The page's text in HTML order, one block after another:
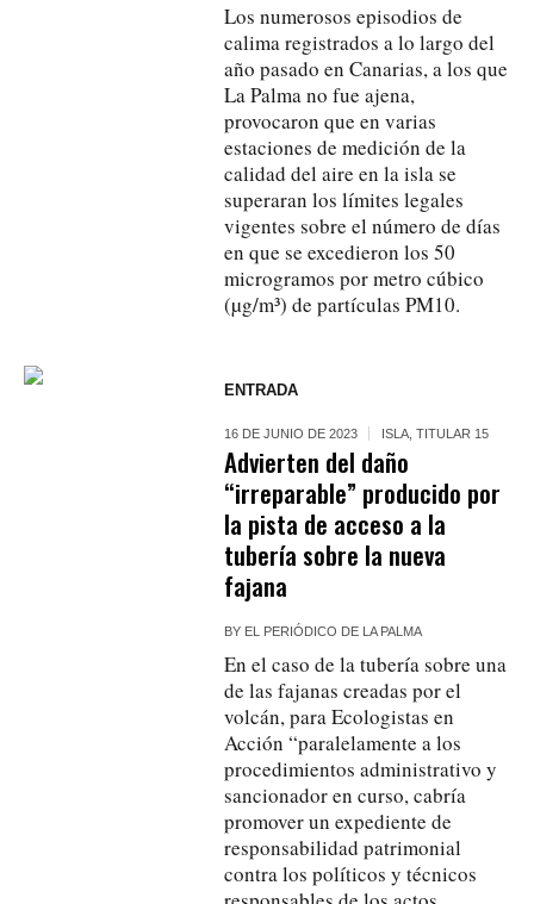
Los numerosos episodios de
calima registrados a lo largo del
año pasado en Canarias, a los que
La Palma no fue ajena,
provocaron que en varias
estaciones de medición de la
calidad del aire en la isla se
superaran los límites legales
vigentes sobre el número de días
en que se excedieron los 50
microgramos por metro cúbico
(µg/m³) de partículas PM10.
ENTRADA
16 DE JUNIO DE 2023 ISLA ,TITULAR 15
Advierten del daño
“irreparable” producido por
la pista de acceso a la
tubería sobre la nueva
fajana
BY EL PERIÓDICO DE LA PALMA
En el caso de la tubería sobre una
de las fajanas creadas por el
volcán, para Ecologistas en
Acción “paralelamente a los
procedimientos administrativo y
sancionador en curso, cabría
promover un expediente de
responsabilidad patrimonial
contra los políticos y técnicos